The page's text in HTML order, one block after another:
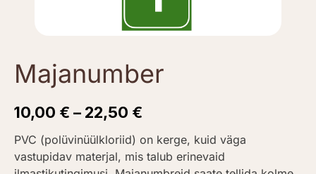
Majanumber
10,00 € – 22,50 €
PVC (polüvinüülkloriid) on kerge, kuid väga
vastupidav materjal, mis talub erinevaid